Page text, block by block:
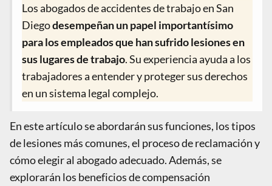
Los abogados de accidentes de trabajo en San
Diegodesempeñan un papel importantísimo
para los empleados que han sufrido lesiones en
sus lugares de trabajo. Su experiencia ayuda a los
trabajadores a entender y proteger sus derechos
en un sistema legal complejo.
En este artículo se abordarán sus funciones, los tipos
de lesiones más comunes, el proceso de reclamación y
cómo elegir al abogado adecuado. Además, se
explorarán los beneficios de compensación